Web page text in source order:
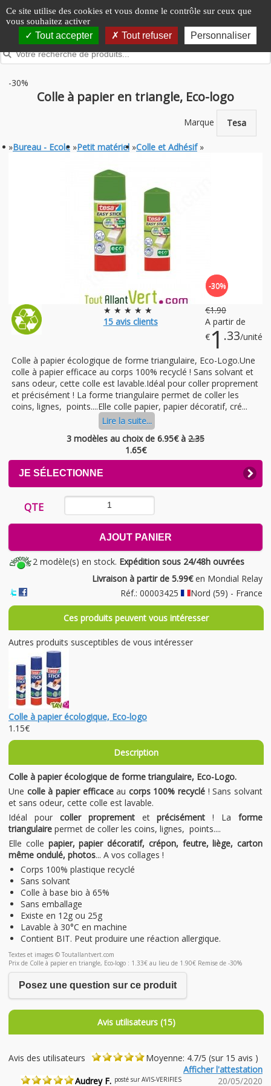
Panneau de gestion des cookies
Ce site utilise des cookies et vous donne le contrôle sur ceux que
vous souhaitez activer
Tout accepter Tout refuser Personnaliser
-30%
Colle à papier en triangle, Eco-logo
Marque Tesa
»Bureau - Ecole »Petit matériel »Colle et Adhésif »
★ ★ ★ ★ ★
15avis clients
-30%
€1.90
A partir de
€ 1 .33/unité
Colle à papier écologique de forme triangulaire, Eco-Logo.Une
colle à papier efficace au corps 100% recyclé ! Sans solvant et
sans odeur, cette colle est lavable.Idéal pour coller proprement
et précisément ! La forme triangulaire permet de coller les
coins, lignes, points....Elle colle papier, papier décoratif, cré...
Lire la suite...
3 modèles au choixde 6.95€ à 2.35
1.65€
JE SÉLECTIONNE
EXPAND
CONTENTS
QTE
AJOUT PANIER
2 modèle(s) en stock. Expédition sous 24/48h ouvrées
Livraison à partir de 5.99€en Mondial Relay
Réf.: 00003425
Nord (59) - France
Ces produits peuvent vous intéresser
Autres produits susceptibles de vous intéresser
Colle à papier écologique, Eco-logo
1.15€
Description
Colle à papier écologique de forme triangulaire, Eco-Logo.
Une colle à papier efficaceau corps 100% recyclé ! Sans solvant
et sans odeur, cette colle est lavable.
Idéal pour coller proprement etprécisément! La forme
triangulaire permet de coller les coins, lignes, points....
Elle colle papier, papier décoratif, crépon, feutre, liège, carton
même ondulé, photos... A vos collages !
Corps 100% plastique recyclé
Sans solvant
Colle à base bio à 65%
Sans emballage
Existe en 12g ou 25g
Lavable à 30°C en machine
Contient BIT. Peut produire une réaction allergique.
Textes et images © Toutallantvert.com
Prix de Colle à papier en triangle, Eco-logo : 1.33€ au lieu de 1.90€ Remise de -30%
Posez une question sur ce produit
Avis utilisateurs (15)
Avis des utilisateurs
Moyenne: 4.7/5 (sur 15 avis )
Afficher l'attestation
Audrey F. posté sur AVIS-VERIFIES 20/05/2020